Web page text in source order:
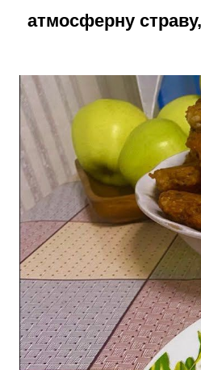
атмосферну